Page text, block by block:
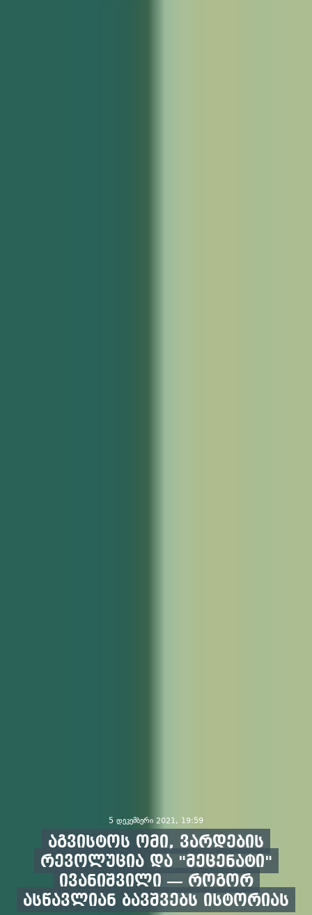
5 დეკემბერი 2021, 19:59
აგვისტოს ომი, ვარდების
რევოლუცია და "მეცენატი"
ივანიშვილი — როგორ
ასწავლიან ბავშვებს ისტორიას